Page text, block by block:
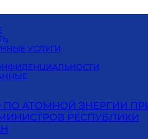
УСЛУГИ
ПО АТОМНОЙ ЭНЕРГИИ
РЕСПУБЛИКИ